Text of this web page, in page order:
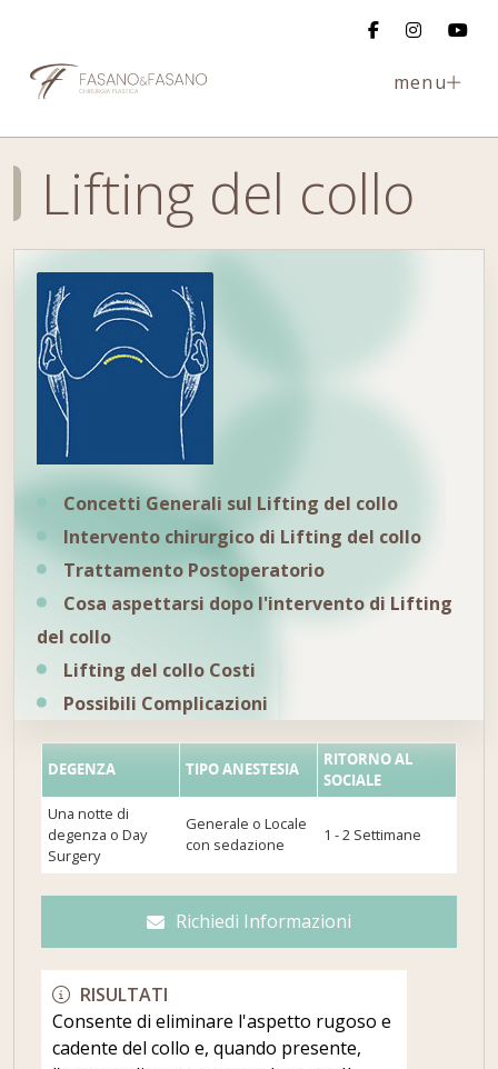
menu
Lifting del collo
Concetti Generali sul Lifting del collo
Intervento chirurgico di Lifting del collo
Trattamento Postoperatorio
Cosa aspettarsi dopo l'intervento di Lifting
del collo
Lifting del collo Costi
Possibili Complicazioni
DEGENZA TIPO ANESTESIA
RITORNO AL
SOCIALE
Una notte di
degenza o Day
Surgery
Generale o Locale
con sedazione
1 - 2 Settimane
Richiedi Informazioni
RISULTATI
Consente di eliminare l'aspetto rugoso e
cadente del collo e, quando presente,